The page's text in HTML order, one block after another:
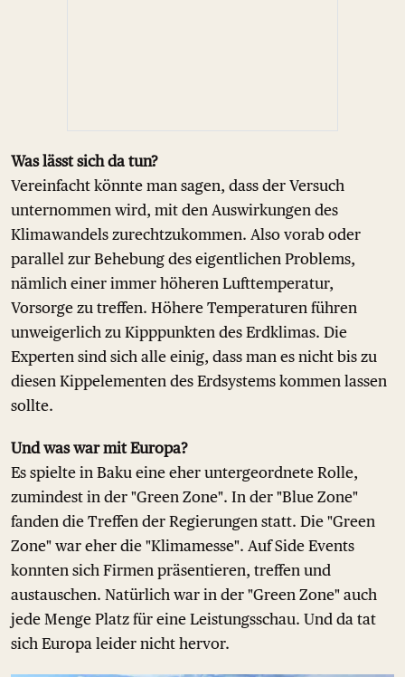
Was lässt sich da tun?
Vereinfacht könnte man sagen, dass der Versuch
unternommen wird, mit den Auswirkungen des
Klimawandels zurechtzukommen. Also vorab oder
parallel zur Behebung des eigentlichen Problems,
nämlich einer immer höheren Lufttemperatur,
Vorsorge zu treffen. Höhere Temperaturen führen
unweigerlich zu Kipppunkten des Erdklimas. Die
Experten sind sich alle einig, dass man es nicht bis zu
diesen Kippelementen des Erdsystems kommen lassen
sollte.
Und was war mit Europa?
Es spielte in Baku eine eher untergeordnete Rolle,
zumindest in der "Green Zone". In der "Blue Zone"
fanden die Treffen der Regierungen statt. Die "Green
Zone" war eher die "Klimamesse". Auf Side Events
konnten sich Firmen präsentieren, treffen und
austauschen. Natürlich war in der "Green Zone" auch
jede Menge Platz für eine Leistungsschau. Und da tat
sich Europa leider nicht hervor.